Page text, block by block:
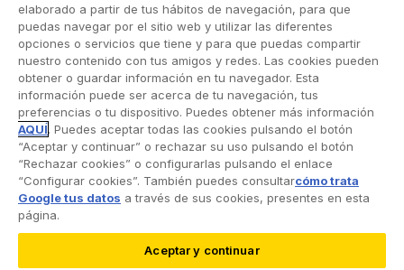
Hogar
Vida
Decesos
Dental
Deportivo
Esquí
elaborado a partir de tus hábitos de navegación, para que
puedas navegar por el sitio web y utilizar las diferentes
opciones o servicios que tiene y para que puedas compartir
nuestro contenido con tus amigos y redes. Las cookies pueden
obtener o guardar información en tu navegador. Esta
información puede ser acerca de tu navegación, tus
preferencias o tu dispositivo. Puedes obtener más información
AQUÍ. Puedes aceptar todas las cookies pulsando el botón
“Aceptar y continuar” o rechazar su uso pulsando el botón
“Rechazar cookies” o configurarlas pulsando el enlace
“Configurar cookies”. También puedes consultarcómo trata
Google tus datos a través de sus cookies, presentes en esta
página.
Aceptar y continuar